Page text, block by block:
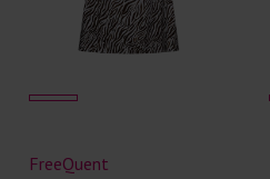
FreeQuent